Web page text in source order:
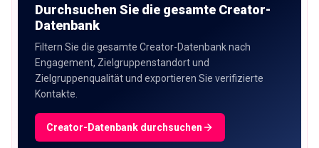
Durchsuchen Sie die gesamte Creator-
Datenbank
Filtern Sie die gesamte Creator-Datenbank nach
Engagement, Zielgruppenstandort und
Zielgruppenqualität und exportieren Sie verifizierte
Kontakte.
Creator-Datenbank durchsuchen